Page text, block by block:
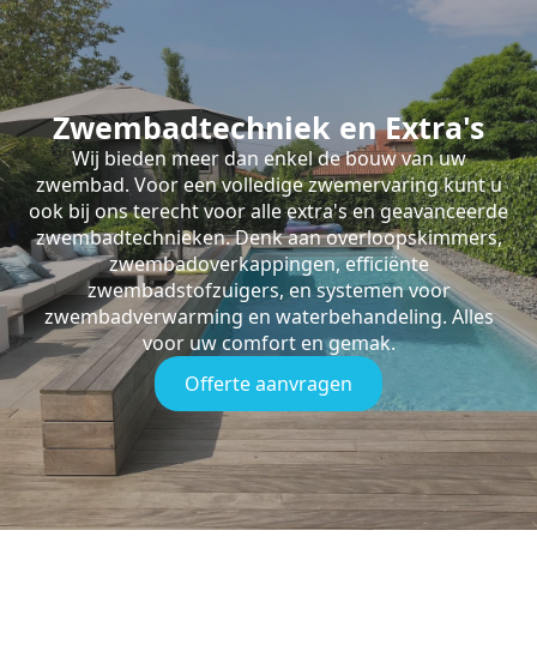
Zwembadtechniek en Extra's
Wij bieden meer dan enkel de bouw van uw
zwembad. Voor een volledige zwemervaring kunt u
ook bij ons terecht voor alle extra's en geavanceerde
zwembadtechnieken. Denk aan overloopskimmers,
zwembadoverkappingen, efficiënte
zwembadstofzuigers, en systemen voor
zwembadverwarming en waterbehandeling. Alles
voor uw comfort en gemak.
Offerte aanvragen